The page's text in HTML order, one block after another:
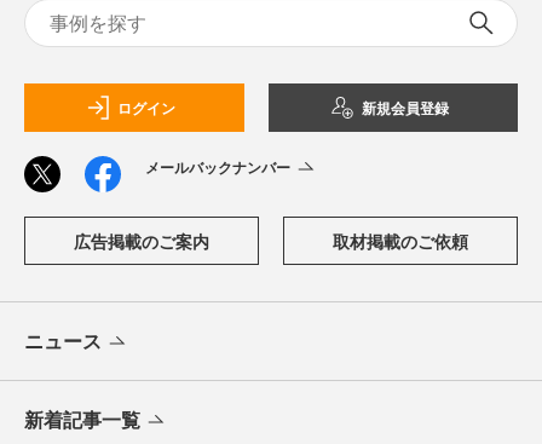
ログイン 新規会員登録
メールバックナンバー
広告掲載のご案内 取材掲載のご依頼
ニュース
新着記事一覧